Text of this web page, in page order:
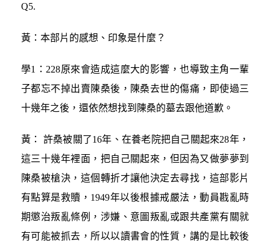
Q5.
黃：本部片的感想、印象是什麼？
學1：228原來會造成這麼大的影響，也導致主角一輩
子都忘不掉出賣陳桑後，陳桑去世的傷痛，即使過三
十幾年之後，還依然想找到陳桑的墓去跟他道歉。
黃： 許桑被關了16年、在養老院把自己關起來28年，
這三十幾年裡面，把自己關起來，但因為又做夢夢到
陳桑被槍決，這個轉折才讓他決定去尋找，這部影片
有點算是救贖，1949年以後根據戒嚴法，動員戡亂時
期懲治叛亂條例，涉嫌、意圖叛亂或跟共產黨有關就
有可能被抓去，所以以讀書會的性質，講的是比較後